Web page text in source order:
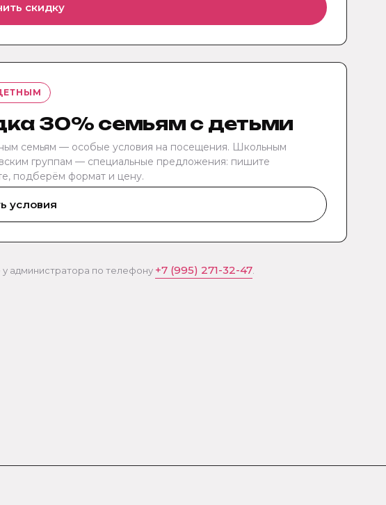
скидку
30% семьям с детьми
семьям — особые условия на посещения. Школьным
группам — специальные предложения: пишите
подберём формат и цену.
условия
у администратора по телефону +7 (995) 271-32-47